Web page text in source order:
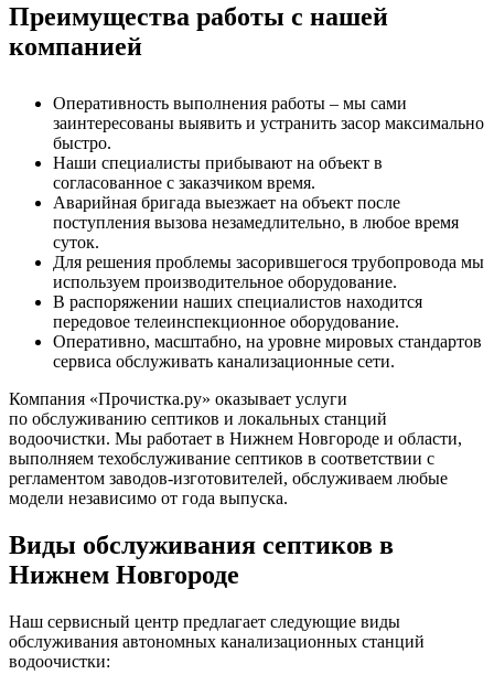
Преимущества работы с нашей
компанией
Оперативность выполнения работы – мы сами
заинтересованы выявить и устранить засор максимально
быстро.
Наши специалисты прибывают на объект в
согласованное с заказчиком время.
Аварийная бригада выезжает на объект после
поступления вызова незамедлительно, в любое время
суток.
Для решения проблемы засорившегося трубопровода мы
используем производительное оборудование.
В распоряжении наших специалистов находится
передовое телеинспекционное оборудование.
Оперативно, масштабно, на уровне мировых стандартов
сервиса обслуживать канализационные сети.
Компания «Прочистка.ру» оказывает услуги
по обслуживанию септиков и локальных станций
водоочистки. Мы работает в Нижнем Новгороде и области,
выполняем техобслуживание септиков в соответствии с
регламентом заводов-изготовителей, обслуживаем любые
модели независимо от года выпуска.
Виды обслуживания септиков в
Нижнем Новгороде
Наш сервисный центр предлагает следующие виды
обслуживания автономных канализационных станций
водоочистки: